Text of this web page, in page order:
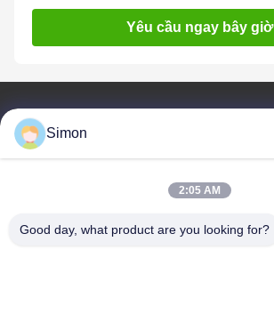
Yêu cầu ngay bây giờ
Video
Blog
Simon
2:05 AM
Good day, what product are you looking for?